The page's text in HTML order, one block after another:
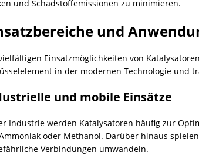
und Schadstoffemissionen zu minimieren.
und
Einsatzmöglichkeiten von
in der modernen Technologie und
und mobile Einsätze
Industrie werden Katalysatoren häufig zur
oder Methanol. Darüber hinaus
Verbindungen umwandeln.